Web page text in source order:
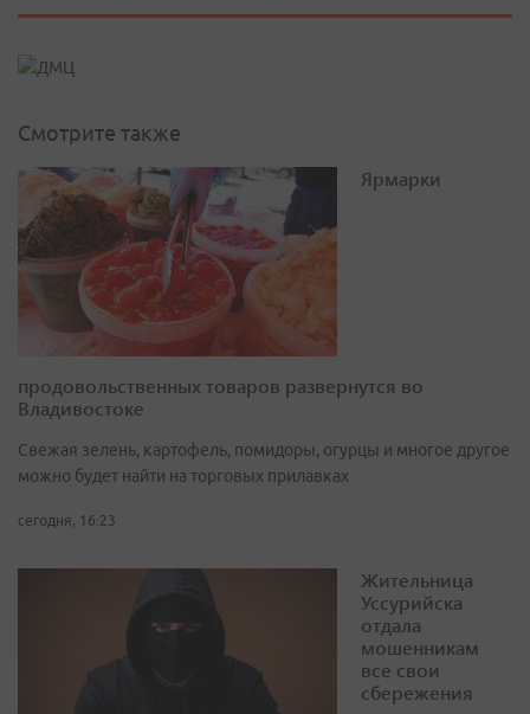
Смотрите также
Ярмарки
продовольственных товаров развернутся во
Владивостоке
Свежая зелень, картофель, помидоры, огурцы и многое другое
можно будет найти на торговых прилавках
сегодня, 16:23
Жительница
Уссурийска
отдала
мошенникам
все свои
сбережения